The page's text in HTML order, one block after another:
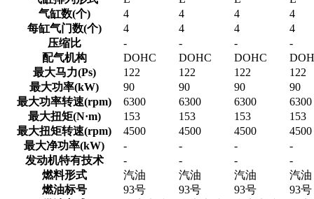
气缸数(个)
4 4 4
4
每缸气门数(个)
4 4 4
4
压缩比
- - -
-
配气机构
DOHC DOHC DOHC
最大马力(Ps)
122 122 122
122
最大功率(kW)
90 90 90
90
最大功率转速(rpm)
6300 6300 6300
6300
最大扭矩(N·m)
153 153 153
153
最大扭矩转速(rpm)
4500 4500 4500
4500
最大净功率(kW)
- - -
-
发动机特有技术
- - -
-
燃料形式
汽油 汽油 汽油
汽油
燃油标号
93号 93号 93号
93号